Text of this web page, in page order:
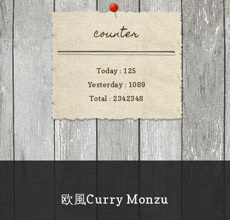
counter
Today : 125
Yesterday : 1089
Total : 2342348
欧風Curry Monzu